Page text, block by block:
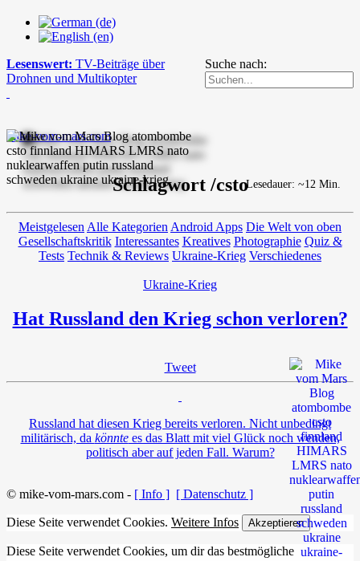
Suche nach:
Lesenswert: TV-Beiträge über
Drohnen und Multikopter
mike-vom-mars.com
Schlagwort /csto
Meistgelesen Alle Kategorien Android Apps Die Welt von oben
Gesellschaftskritik Interessantes Kreatives Photographie Quiz &
Tests Technik & Reviews Ukraine-Krieg Verschiedenes
Ukraine-Krieg
Hat Russland den Krieg schon verloren?
Tweet
Lesedauer: ~12 Min.
Russland hat diesen Krieg bereits verloren. Nicht unbedingt
militärisch, da könntees das Blatt mit viel Glück noch wenden,
politisch aber auf jeden Fall. Warum?
© mike-vom-mars.com - [ Info ] [ Datenschutz ]
Diese Seite verwendet Cookies. Weitere Infos Akzeptieren
Diese Seite verwendet Cookies, um dir das bestmögliche